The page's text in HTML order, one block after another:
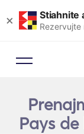
× Stiahnite
Rezervujte
Pays